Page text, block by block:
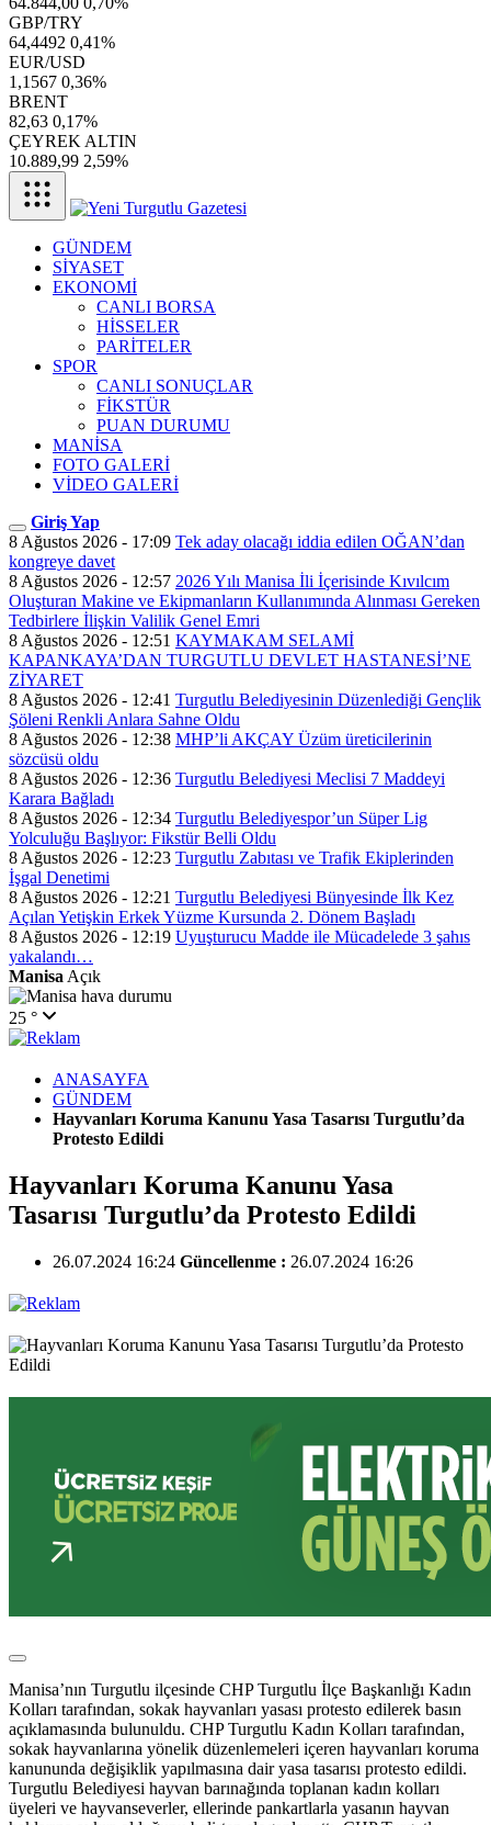
GBP/TRY
64,4492 0,41%
EUR/USD
1,1567 0,36%
BRENT
82,63 0,17%
ÇEYREK ALTIN
10.889,99 2,59%
GÜNDEM
SİYASET
EKONOMİ
CANLI BORSA
HİSSELER
PARİTELER
SPOR
CANLI SONUÇLAR
FİKSTÜR
PUAN DURUMU
MANİSA
FOTO GALERİ
VİDEO GALERİ
Giriş Yap
8 Ağustos 2026 - 17:09 Tek aday olacağı iddia edilen OĞAN’dan
kongreye davet
8 Ağustos 2026 - 12:57 2026 Yılı Manisa İli İçerisinde Kıvılcım
Oluşturan Makine ve Ekipmanların Kullanımında Alınması Gereken
Tedbirlere İlişkin Valilik Genel Emri
8 Ağustos 2026 - 12:51 KAYMAKAM SELAMİ
KAPANKAYA’DAN TURGUTLU DEVLET HASTANESİ’NE
ZİYARET
8 Ağustos 2026 - 12:41 Turgutlu Belediyesinin Düzenlediği Gençlik
Şöleni Renkli Anlara Sahne Oldu
8 Ağustos 2026 - 12:38 MHP’li AKÇAY Üzüm üreticilerinin
sözcüsü oldu
8 Ağustos 2026 - 12:36 Turgutlu Belediyesi Meclisi 7 Maddeyi
Karara Bağladı
8 Ağustos 2026 - 12:34 Turgutlu Belediyespor’un Süper Lig
Yolculuğu Başlıyor: Fikstür Belli Oldu
8 Ağustos 2026 - 12:23 Turgutlu Zabıtası ve Trafik Ekiplerinden
İşgal Denetimi
8 Ağustos 2026 - 12:21 Turgutlu Belediyesi Bünyesinde İlk Kez
Açılan Yetişkin Erkek Yüzme Kursunda 2. Dönem Başladı
8 Ağustos 2026 - 12:19 Uyuşturucu Madde ile Mücadelede 3 şahıs
yakalandı…
Manisa Açık
25 °
ANASAYFA
GÜNDEM
Hayvanları Koruma Kanunu Yasa Tasarısı Turgutlu’da
Protesto Edildi
Hayvanları Koruma Kanunu Yasa
Tasarısı Turgutlu’da Protesto Edildi
26.07.2024 16:24 Güncellenme : 26.07.2024 16:26
Manisa’nın Turgutlu ilçesinde CHP Turgutlu İlçe Başkanlığı Kadın
Kolları tarafından, sokak hayvanları yasası protesto edilerek basın
açıklamasında bulunuldu. CHP Turgutlu Kadın Kolları tarafından,
sokak hayvanlarına yönelik düzenlemeleri içeren hayvanları koruma
kanununda değişiklik yapılmasına dair yasa tasarısı protesto edildi.
Turgutlu Belediyesi hayvan barınağında toplanan kadın kolları
üyeleri ve hayvanseverler, ellerinde pankartlarla yasanın hayvan